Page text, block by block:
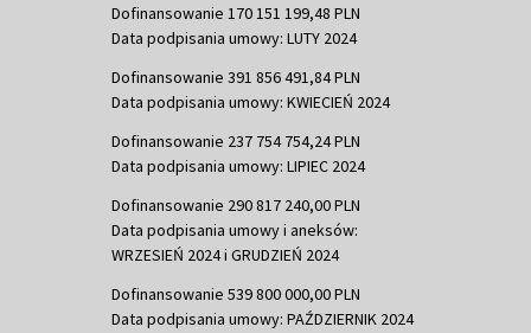
Dofinansowanie 170 151 199,48 PLN
Data podpisania umowy: LUTY 2024
Dofinansowanie 391 856 491,84 PLN
Data podpisania umowy: KWIECIEŃ 2024
Dofinansowanie 237 754 754,24 PLN
Data podpisania umowy: LIPIEC 2024
Dofinansowanie 290 817 240,00 PLN
Data podpisania umowy i aneksów:
WRZESIEŃ 2024 i GRUDZIEŃ 2024
Dofinansowanie 539 800 000,00 PLN
Data podpisania umowy: PAŹDZIERNIK 2024